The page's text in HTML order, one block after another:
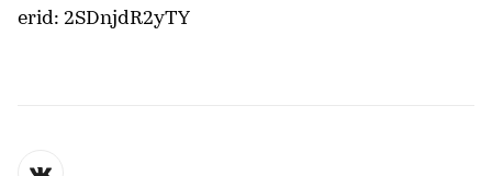
erid: 2SDnjdR2yTY